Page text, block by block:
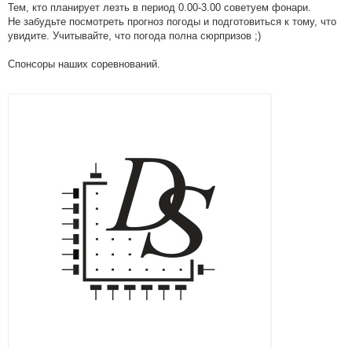
Тем, кто планирует лезть в период 0.00-3.00 советуем фонари.
Не забудьте посмотреть прогноз погоды и подготовиться к тому, что
увидите. Учитывайте, что погода полна сюрпризов ;)
Спонсоры наших соревнований.